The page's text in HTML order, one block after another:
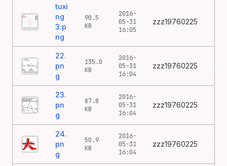
tuxi
ng
3.p
ng
90.5
KB
2016-
05-31
16:05
zzz19760225
3
涂
鸦
22.
pn
g
135.0
KB
2016-
05-31
16:04
zzz19760225
涂
鸦
23.
pn
g
87.8
KB
2016-
05-31
16:04
zzz19760225
涂
鸦
24.
pn
g
50.9
KB
2016-
05-31
16:04
zzz19760225
涂
鸦